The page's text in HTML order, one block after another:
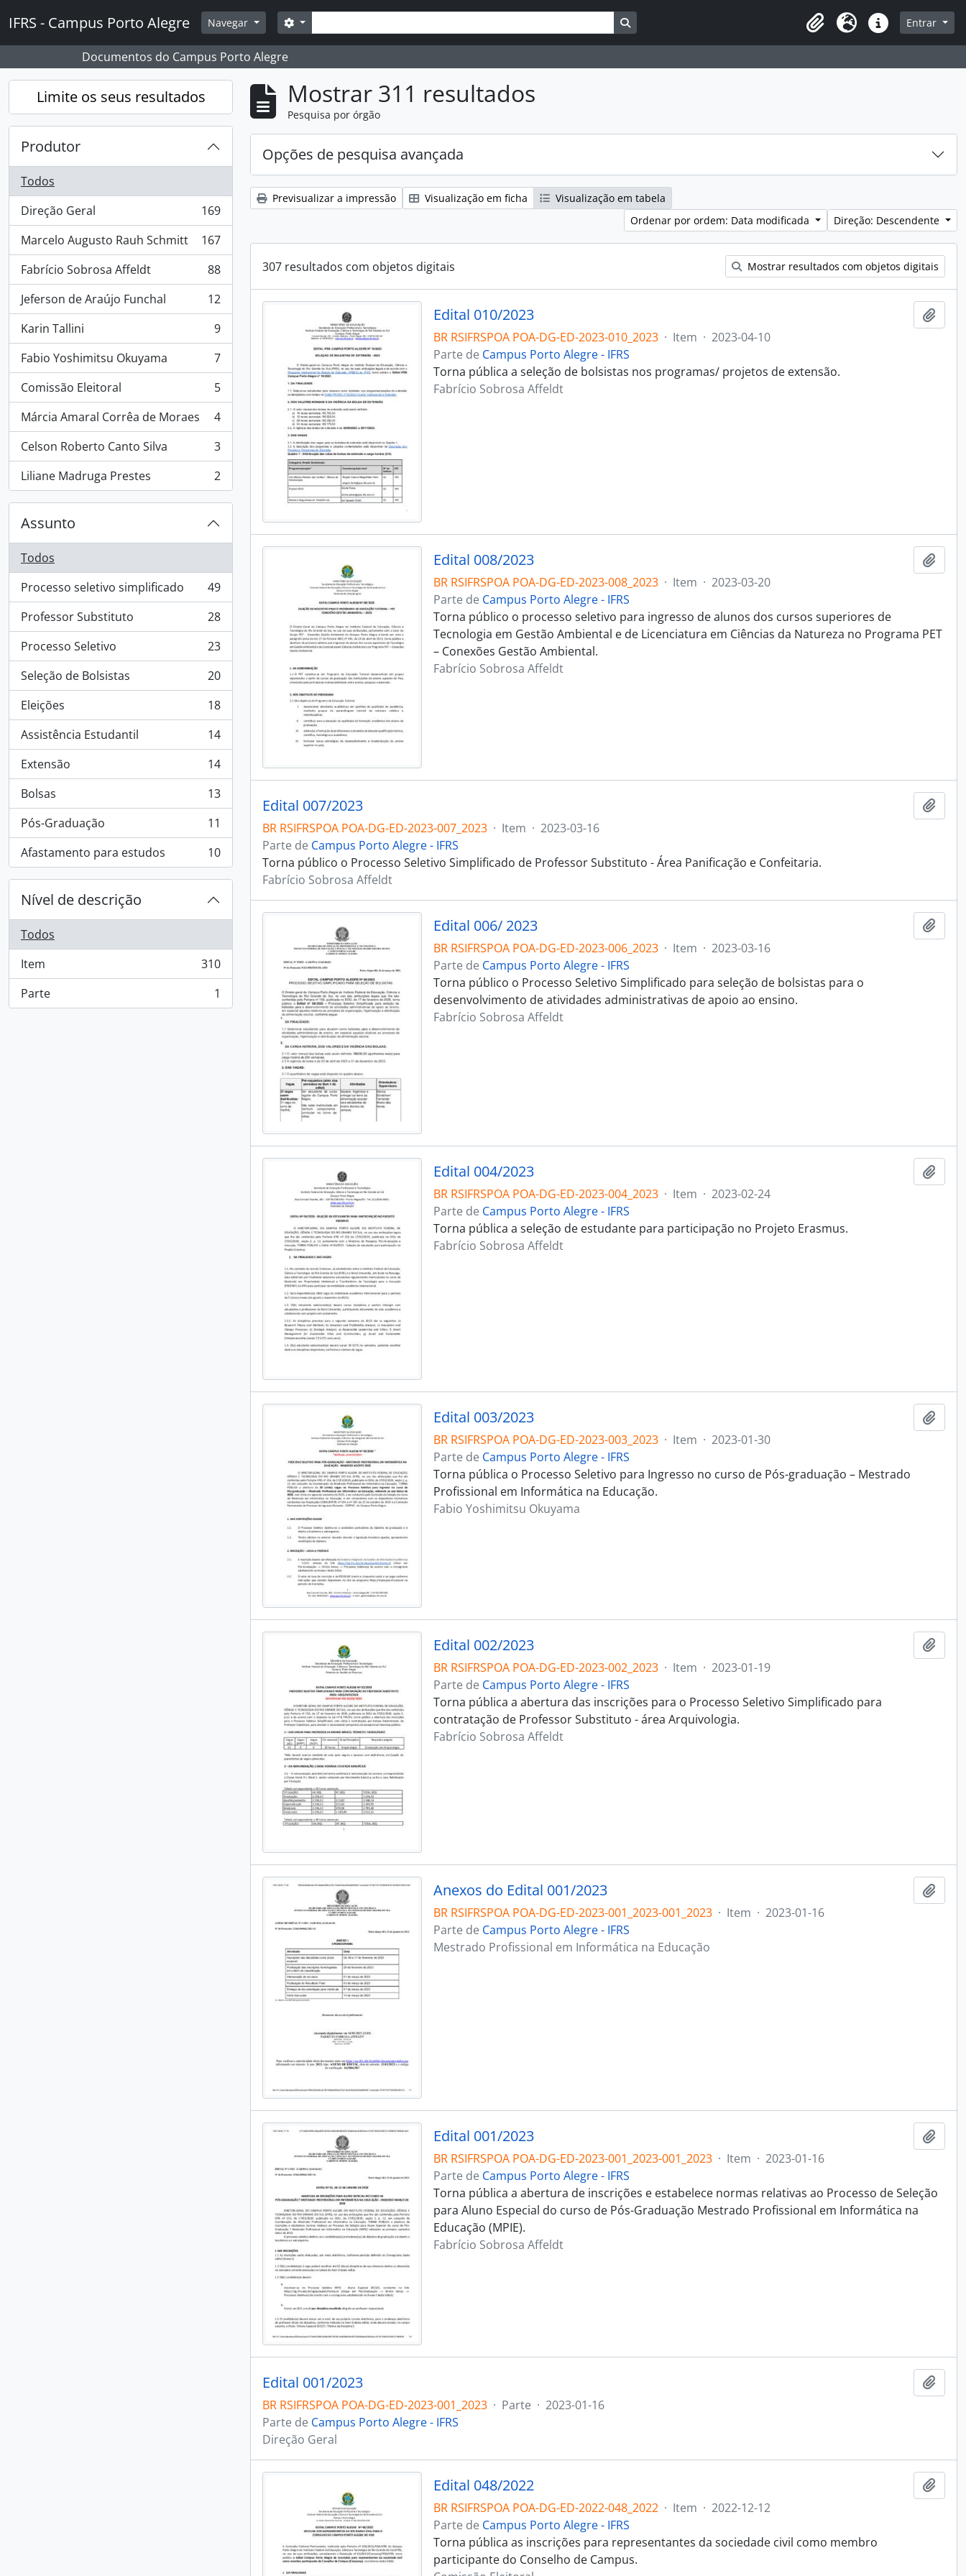
IFRS - Campus Porto Alegre Navegar Pesquisar
Opções de busca Busque na página de navegação
Idioma Ligações rápidas
Entrar
Documentos do Campus Porto Alegre
Limite os seus resultados
Produtor
Todos
Direção Geral
, 169 resultados
169
Marcelo Augusto Rauh Schmitt
, 167 resultados
167
Fabrício Sobrosa Affeldt
, 88 resultados
88
Jeferson de Araújo Funchal
, 12 resultados
12
Karin Tallini
, 9 resultados
9
Fabio Yoshimitsu Okuyama
, 7 resultados
7
Comissão Eleitoral
, 5 resultados
5
Márcia Amaral Corrêa de Moraes
, 4 resultados
4
Celson Roberto Canto Silva
, 3 resultados
3
Liliane Madruga Prestes
, 2 resultados 2
Assunto
Todos
Processo seletivo simplificado
, 49 resultados
49
Professor Substituto
, 28 resultados
28
Processo Seletivo
, 23 resultados
23
Seleção de Bolsistas
, 20 resultados
20
Eleições
, 18 resultados
18
Assistência Estudantil
, 14 resultados
14
Extensão
, 14 resultados
14
Bolsas
, 13 resultados
13
Pós-Graduação
, 11 resultados
11
Afastamento para estudos
, 10 resultados 10
Nível de descrição
Todos
Item
, 310 resultados
310
Parte
, 1 resultados 1
Mostrar 311 resultados
Pesquisa por órgão
Opções de pesquisa avançada
Previsualizar a impressão Visualização em ficha
Visualização em tabela
Ordenar por ordem: Data modificada
Direção: Descendente
307 resultados com objetos digitais Mostrar resultados com objetos digitais
Edital 010/2023
BR RSIFRSPOA POA-DG-ED-2023-010_2023 · Item · 2023-04-10
Parte de Campus Porto Alegre - IFRS
Torna pública a seleção de bolsistas nos programas/ projetos de extensão.
Fabrício Sobrosa Affeldt
Edital 008/2023
BR RSIFRSPOA POA-DG-ED-2023-008_2023 · Item · 2023-03-20
Parte de Campus Porto Alegre - IFRS
Torna público o processo seletivo para ingresso de alunos dos cursos superiores de
Tecnologia em Gestão Ambiental e de Licenciatura em Ciências da Natureza no Programa PET
– Conexões Gestão Ambiental.
Fabrício Sobrosa Affeldt
Edital 007/2023
BR RSIFRSPOA POA-DG-ED-2023-007_2023 · Item · 2023-03-16
Parte de Campus Porto Alegre - IFRS
Torna público o Processo Seletivo Simplificado de Professor Substituto - Área Panificação e Confeitaria.
Fabrício Sobrosa Affeldt
Edital 006/ 2023
BR RSIFRSPOA POA-DG-ED-2023-006_2023 · Item · 2023-03-16
Parte de Campus Porto Alegre - IFRS
Torna público o Processo Seletivo Simplificado para seleção de bolsistas para o
desenvolvimento de atividades administrativas de apoio ao ensino.
Fabrício Sobrosa Affeldt
Edital 004/2023
BR RSIFRSPOA POA-DG-ED-2023-004_2023 · Item · 2023-02-24
Parte de Campus Porto Alegre - IFRS
Torna pública a seleção de estudante para participação no Projeto Erasmus.
Fabrício Sobrosa Affeldt
Edital 003/2023
BR RSIFRSPOA POA-DG-ED-2023-003_2023 · Item · 2023-01-30
Parte de Campus Porto Alegre - IFRS
Torna pública o Processo Seletivo para Ingresso no curso de Pós-graduação – Mestrado
Profissional em Informática na Educação.
Fabio Yoshimitsu Okuyama
Edital 002/2023
BR RSIFRSPOA POA-DG-ED-2023-002_2023 · Item · 2023-01-19
Parte de Campus Porto Alegre - IFRS
Torna pública a abertura das inscrições para o Processo Seletivo Simplificado para
contratação de Professor Substituto - área Arquivologia.
Fabrício Sobrosa Affeldt
Anexos do Edital 001/2023
BR RSIFRSPOA POA-DG-ED-2023-001_2023-001_2023 · Item · 2023-01-16
Parte de Campus Porto Alegre - IFRS
Mestrado Profissional em Informática na Educação
Edital 001/2023
BR RSIFRSPOA POA-DG-ED-2023-001_2023-001_2023 · Item · 2023-01-16
Parte de Campus Porto Alegre - IFRS
Torna pública a abertura de inscrições e estabelece normas relativas ao Processo de Seleção
para Aluno Especial do curso de Pós-Graduação Mestrado Profissional em Informática na
Educação (MPIE).
Fabrício Sobrosa Affeldt
Edital 001/2023
BR RSIFRSPOA POA-DG-ED-2023-001_2023 · Parte · 2023-01-16
Parte de Campus Porto Alegre - IFRS
Direção Geral
Edital 048/2022
BR RSIFRSPOA POA-DG-ED-2022-048_2022 · Item · 2022-12-12
Parte de Campus Porto Alegre - IFRS
Torna pública as inscrições para representantes da sociedade civil como membro
participante do Conselho de Campus.